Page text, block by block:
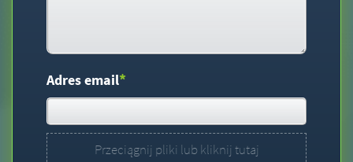
Adres email*
Przeciągnij pliki lub kliknij tutaj